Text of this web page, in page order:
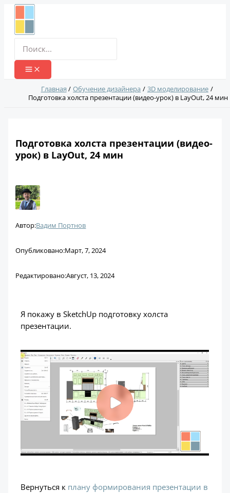
Перейти
Главная Обучение дизайнера
3D моделирование
Подготовка холста презентации (видео-урок) в LayOut, 24 мин
Подготовка холста презентации (видео-
урок) в LayOut, 24 мин
Автор:Вадим Портнов
Опубликовано:Март, 7, 2024
Редактировано:Август, 13, 2024
Я покажу в SketchUp подготовку холста
презентации.
Вернуться к плану формирования презентации в